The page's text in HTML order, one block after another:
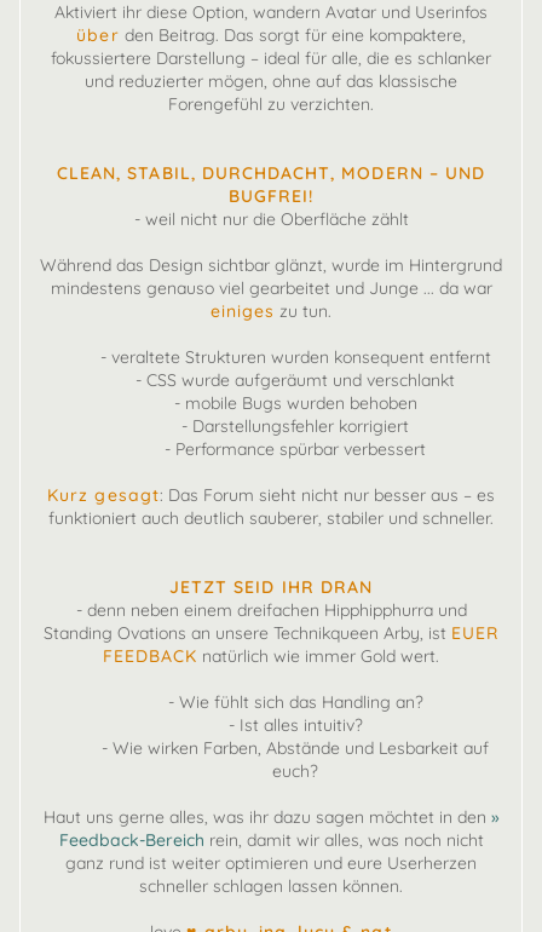
Aktiviert ihr diese Option, wandern Avatar und Userinfos
über den Beitrag. Das sorgt für eine kompaktere,
fokussiertere Darstellung – ideal für alle, die es schlanker
und reduzierter mögen, ohne auf das klassische
Forengefühl zu verzichten.
CLEAN, STABIL, DURCHDACHT, MODERN – UND
BUGFREI!
- weil nicht nur die Oberfläche zählt
Während das Design sichtbar glänzt, wurde im Hintergrund
mindestens genauso viel gearbeitet und Junge ... da war
einiges zu tun.
- veraltete Strukturen wurden konsequent entfernt
- CSS wurde aufgeräumt und verschlankt
- mobile Bugs wurden behoben
- Darstellungsfehler korrigiert
- Performance spürbar verbessert
Kurz gesagt: Das Forum sieht nicht nur besser aus – es
funktioniert auch deutlich sauberer, stabiler und schneller.
JETZT SEID IHR DRAN
- denn neben einem dreifachen Hipphipphurra und
Standing Ovations an unsere Technikqueen Arby, ist EUER
FEEDBACK natürlich wie immer Gold wert.
- Wie fühlt sich das Handling an?
- Ist alles intuitiv?
- Wie wirken Farben, Abstände und Lesbarkeit auf
euch?
Haut uns gerne alles, was ihr dazu sagen möchtet in den »
Feedback-Bereich rein, damit wir alles, was noch nicht
ganz rund ist weiter optimieren und eure Userherzen
schneller schlagen lassen können.